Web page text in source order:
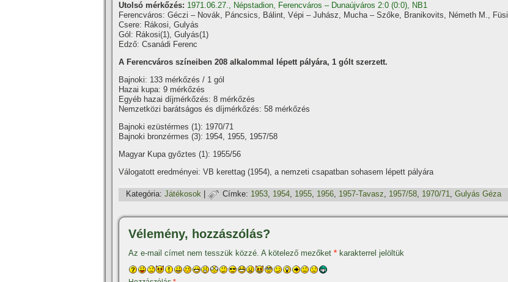
Utolsó mérkőzés: 1971.06.27., Népstadion, Ferencváros – Dunaújváros 2:0 (0:0), NB1
Ferencváros: Géczi – Novák, Páncsics, Bálint, Vépi – Juhász, Mucha – Szőke, Branikovits, Németh M., Füsi
Csere: Rákosi, Gulyás
Gól: Rákosi(1), Gulyás(1)
Edző: Csanádi Ferenc
A Ferencváros szí­neiben 208 alkalommal lépett pályára, 1 gólt szerzett.
Bajnoki: 133 mérkőzés / 1 gól
Hazai kupa: 9 mérkőzés
Egyéb hazai dí­jmérkőzés: 8 mérkőzés
Nemzetközi barátságos és dí­jmérkőzés: 58 mérkőzés
Bajnoki ezüstérmes (1): 1970/71
Bajnoki bronzérmes (3): 1954, 1955, 1957/58
Magyar Kupa győztes (1): 1955/56
Válogatott eredményei: VB kerettag (1954), a nemzeti csapatban sohasem lépett pályára
Kategória: Játékosok Címke: 1953, 1954, 1955, 1956, 1957-Tavasz, 1957/58, 1970/71, Gulyás Géza
Vélemény, hozzászólás?
Az e-mail címet nem tesszük közzé. A kötelező mezőket * karakterrel jelöltük